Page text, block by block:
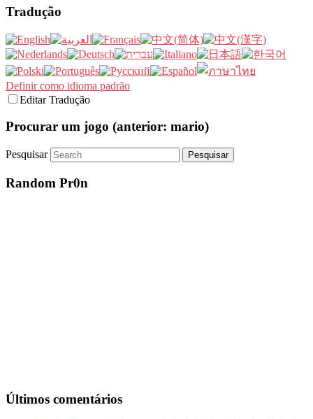
Tradução
Definir como idioma padrão
Editar Tradução
Procurar um jogo (anterior: mario)
Pesquisar
Random Pr0n
Últimos comentários